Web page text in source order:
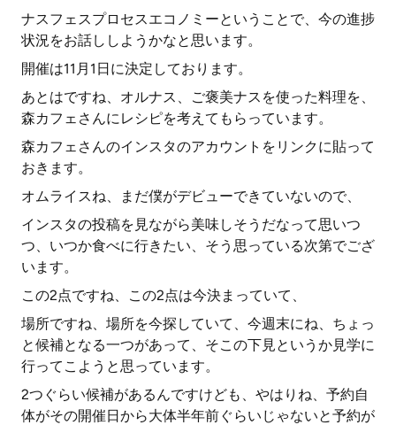
ナスフェスプロセスエコノミーということで、今の進捗
状況をお話ししようかなと思います。
開催は11月1日に決定しております。
あとはですね、オルナス、ご褒美ナスを使った料理を、
森カフェさんにレシピを考えてもらっています。
森カフェさんのインスタのアカウントをリンクに貼って
おきます。
オムライスね、まだ僕がデビューできていないので、
インスタの投稿を見ながら美味しそうだなって思いつ
つ、いつか食べに行きたい、そう思っている次第でござ
います。
この2点ですね、この2点は今決まっていて、
場所ですね、場所を今探していて、今週末にね、ちょっ
と候補となる一つがあって、そこの下見というか見学に
行ってこようと思っています。
2つぐらい候補があるんですけども、やはりね、予約自
体がその開催日から大体半年前ぐらいじゃないと予約が